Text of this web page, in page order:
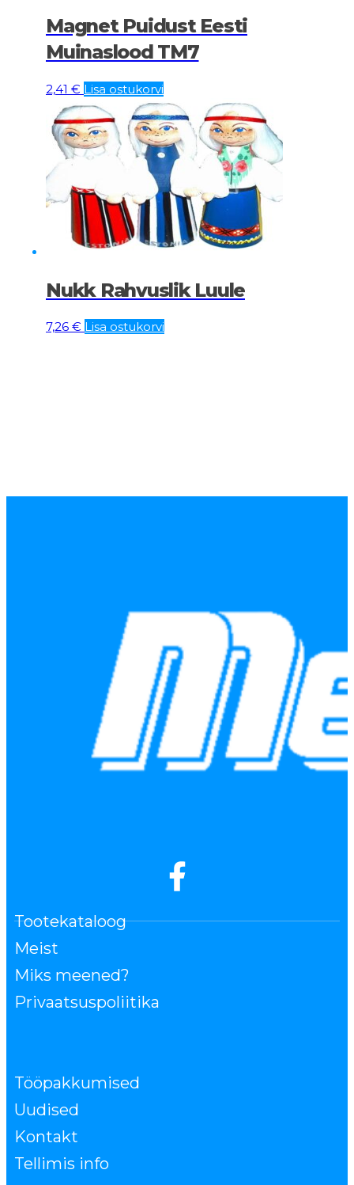
Magnet Puidust Eesti
Muinaslood TM7
2,41 € Lisa ostukorvi
Nukk Rahvuslik Luule
7,26 € Lisa ostukorvi
Tootekataloog
Meist
Miks meened?
Privaatsuspoliitika
Tööpakkumised
Uudised
Kontakt
Tellimis info